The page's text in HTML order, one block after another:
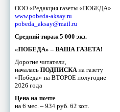
ООО «Редакция газеты «ПОБЕДА»
www.pobeda-aksay.ru
pobeda_aksay@mail.ru
Средний тираж 5 000 экз.
«ПОБЕДА» – ВАША ГАЗЕТА!
Дорогие читатели,
началась ПОДПИСКАна газету
«Победа» на ВТОРОЕ полугодие
2026 года
Цена на почте
на 6 мес. – 934 руб. 62 коп.